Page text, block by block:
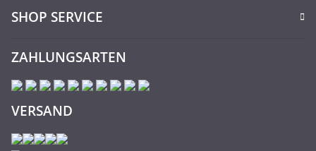
SHOP SERVICE
ZAHLUNGSARTEN
VERSAND